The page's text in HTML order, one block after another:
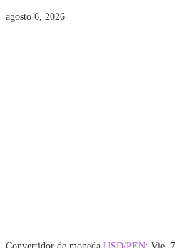
agosto 6, 2026